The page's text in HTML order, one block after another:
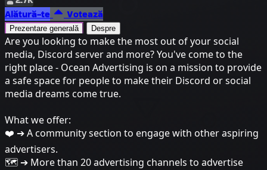
Alătură-te
Votează
Prezentare generală Despre
Are you looking to make the most out of your social
media, Discord server and more? You've come to the
right place - Ocean Advertising is on a mission to provide
a safe space for people to make their Discord or social
media dreams come true.
What we offer:
❤️ ➔ A community section to engage with other aspiring
advertisers.
🗺️ ➔ More than 20 advertising channels to advertise